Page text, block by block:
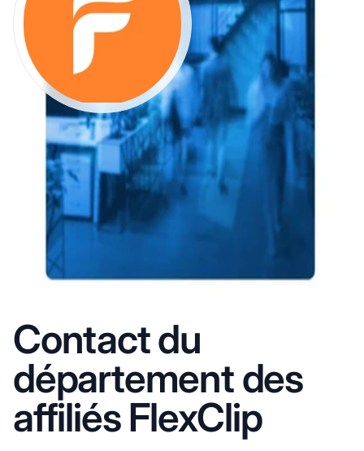
Contact du
département des
affiliés FlexClip